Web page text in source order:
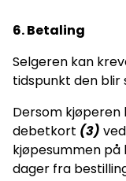
6. Betaling
Selgeren kan
tidspunkt den blir
Dersom
debetkort (3)
kjøpesummen på
dager fra